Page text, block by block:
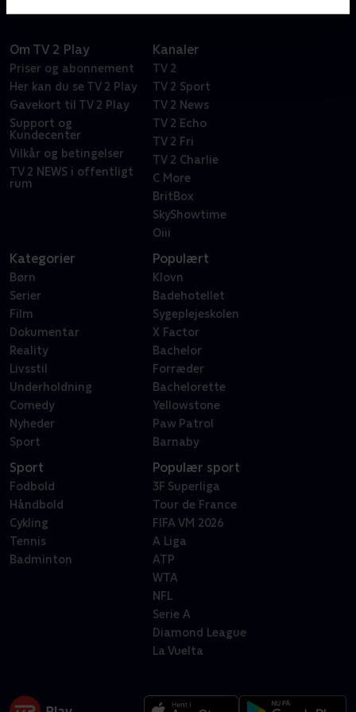
Om TV 2 Play
Priser og abonnement
Her kan du se TV 2 Play
Gavekort til TV 2 Play
Support og
Kundecenter
Vilkår og betingelser
TV 2 NEWS i offentligt
rum
Kanaler
TV 2
TV 2 Sport
TV 2 News
TV 2 Echo
TV 2 Fri
TV 2 Charlie
C More
BritBox
SkyShowtime
Oiii
Kategorier
Børn
Serier
Film
Dokumentar
Reality
Livsstil
Underholdning
Comedy
Nyheder
Sport
Populært
Klovn
Badehotellet
Sygeplejeskolen
X Factor
Bachelor
Forræder
Bachelorette
Yellowstone
Paw Patrol
Barnaby
Sport
Fodbold
Håndbold
Cykling
Tennis
Badminton
Populær sport
3F Superliga
Tour de France
FIFA VM 2026
A Liga
ATP
WTA
NFL
Serie A
Diamond League
La Vuelta